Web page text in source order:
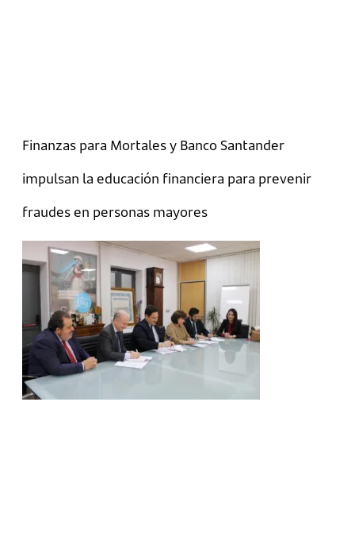
Finanzas para Mortales y Banco Santander
impulsan la educación financiera para prevenir
fraudes en personas mayores